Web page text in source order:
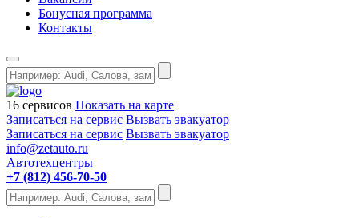
Бонусная программа
Контакты
16 сервисов Показать на карте
Записаться на сервис Вызвать эвакуатор
Записаться на сервис Вызвать эвакуатор
info@zetauto.ru
Автотехцентры
+7 (812) 456-70-50